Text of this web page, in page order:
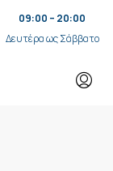
09:00 – 20:00
Δευτέρα ως Σάββατο